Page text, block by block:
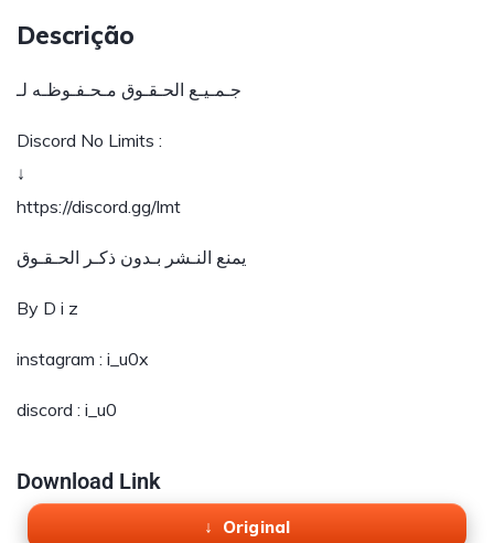
Descrição
جـمـيـع الحـقـوق مـحـفـوظـه لـ
Discord No Limits :
↓
https://discord.gg/lmt
يمنع النـشر بـدون ذكـر الحـقـوق
By D i z
instagram : i_u0x
discord : i_u0
Download Link
Original